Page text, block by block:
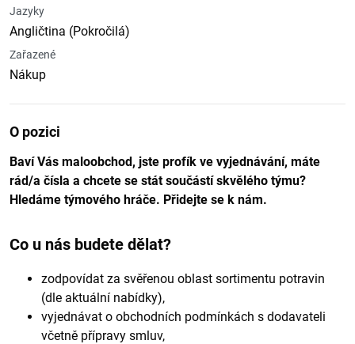
Jazyky
Angličtina (Pokročilá)
Zařazené
Nákup
O pozici
Baví Vás maloobchod, jste profík ve vyjednávání, máte
rád/a čísla a chcete se stát součástí skvělého týmu?
Hledáme týmového hráče. Přidejte se k nám.
Co u nás budete dělat?
zodpovídat za svěřenou oblast sortimentu potravin
(dle aktuální nabídky),
vyjednávat o obchodních podmínkách s dodavateli
včetně přípravy smluv,